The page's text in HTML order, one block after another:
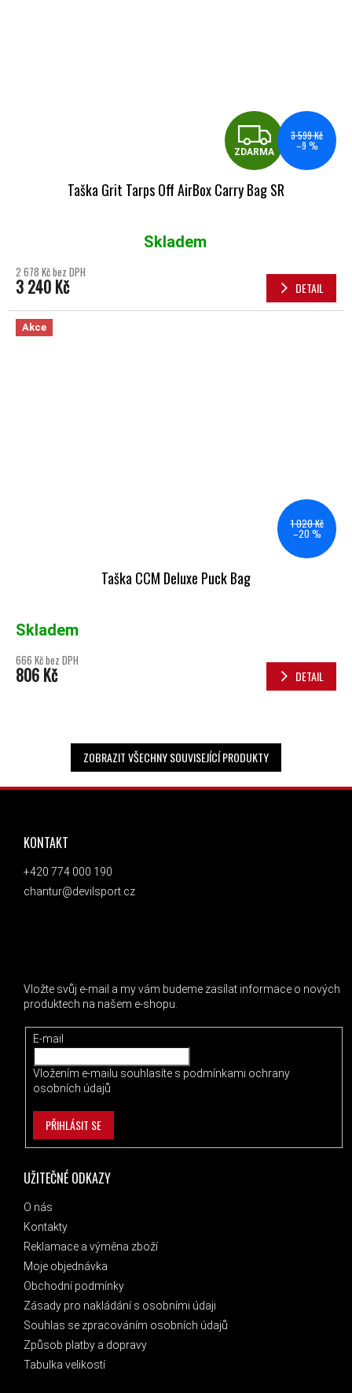
ZDARMA
3 599 Kč
–9 %
Taška Grit Tarps Off AirBox Carry Bag SR
Průměrné hodnocení produktu je 5,0 z 5 hvězdiček.
Skladem
2 678 Kč bez DPH
3 240 Kč DETAIL
Akce
1 020 Kč
–20 %
Taška CCM Deluxe Puck Bag
Skladem
666 Kč bez DPH
806 Kč DETAIL
ZOBRAZIT VŠECHNY SOUVISEJÍCÍ PRODUKTY
ZÁPATÍ
UŽITEČNÉ ODKAZY
O nás
Kontakty
Reklamace a výměna zboží
Moje objednávka
Obchodní podmínky
Zásady pro nakládání s osobními údaji
Souhlas se zpracováním osobních údajů
Způsob platby a dopravy
Tabulka velikostí
KONTAKT
+420 774 000 190
chantur@devilsport.cz
Vložte svůj e-mail a my vám budeme zasílat informace o nových
produktech na našem e-shopu.
E-mail
Vložením e-mailu souhlasíte s podmínkami ochrany
osobních údajů
PŘIHLÁSIT SE